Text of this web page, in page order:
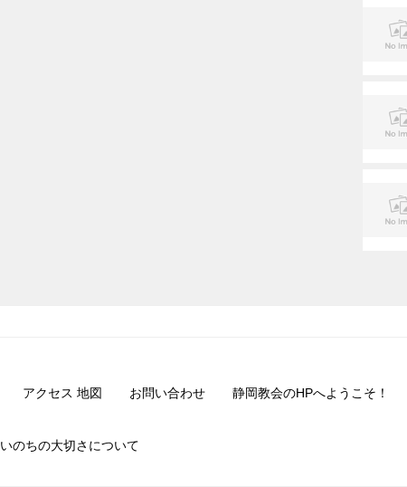
アクセス 地図 お問い合わせ 静岡教会のHPへようこそ！
いのちの大切さについて